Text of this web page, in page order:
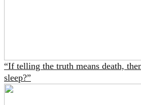
“If telling the truth means death,
sleep?”